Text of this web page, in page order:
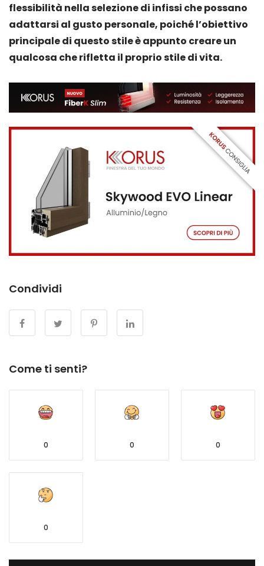
flessibilità nella selezione di infissi che possano
adattarsi al gusto personale, poiché l’obiettivo
principale di questo stile è appunto creare un
qualcosa che rifletta il proprio stile di vita.
Condividi
Come ti senti?
0 0 0
0